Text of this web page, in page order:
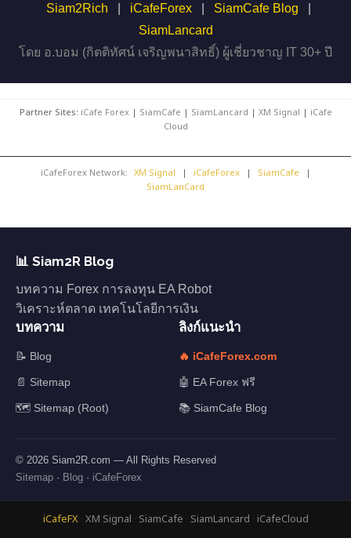
Siam2Rich
iCafeForex SiamCafe Blog
SiamLancard
โดย อ.บอม (กิตติทัศน์ เจริญพนาสิทธิ์) ผู้เชี่ยวชาญ IT 30+ ปี
Partner Sites: iCafe Forex| SiamCafe | SiamLancard | XM Signal | iCafe
Cloud
iCafeForex Network: XM Signal | iCafeForex | SiamCafe
|
SiamLanCard
📊 Siam2R Blog
บทความ Forex การลงทุน EA Robot
วิเคราะห์ตลาด เทคโนโลยีการเงิน
บทความ
📝 Blog
📄 Sitemap
🗺️ Sitemap (Root)
ลิงก์แนะนำ
🔥 iCafeForex.com
🤖 EA Forex ฟรี
📚 SiamCafe Blog
© 2026 Siam2R.com — All Rights Reserved
Sitemap · Blog · iCafeForex
iCafeFX· XM Signal · SiamCafe · SiamLancard · iCafeCloud